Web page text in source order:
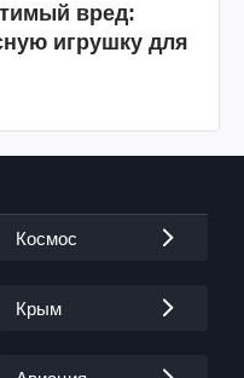
вред:
игрушку для
Космос
Крым